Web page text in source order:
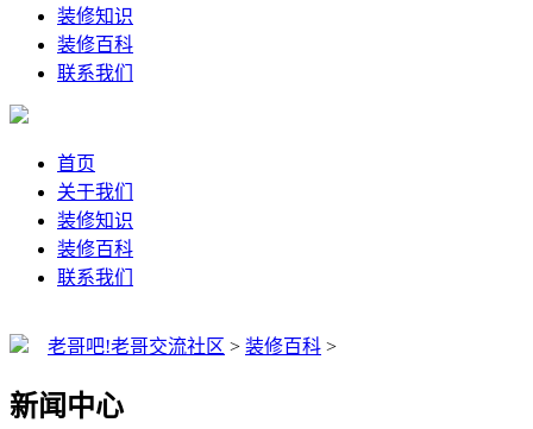
装修知识
装修百科
联系我们
首页
关于我们
装修知识
装修百科
联系我们
老哥吧!老哥交流社区 > 装修百科 >
新闻中心